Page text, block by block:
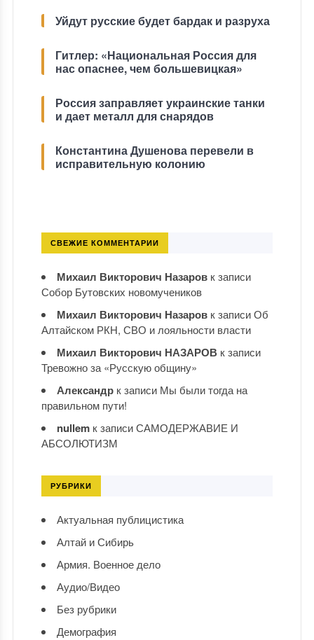
Уйдут русские будет бардак и разруха
Гитлер: «Национальная Россия для
нас опаснее, чем большевицкая»
Россия заправляет украинские танки
и дает металл для снарядов
Константина Душенова перевели в
исправительную колонию
СВЕЖИЕ КОММЕНТАРИИ
Михаил Викторович Назаровк записи
Собор Бутовских новомучеников
Михаил Викторович Назаровк записиОб
Алтайском РКН, СВО и лояльности власти
Михаил Викторович НАЗАРОВ к записи
Тревожно за «Русскую общину»
Александрк записи Мы были тогда на
правильном пути!
nullemк записиСАМОДЕРЖАВИЕ И
АБСОЛЮТИЗМ
РУБРИКИ
Актуальная публицистика
Алтай и Сибирь
Армия. Военное дело
Аудио/Видео
Без рубрики
Демография